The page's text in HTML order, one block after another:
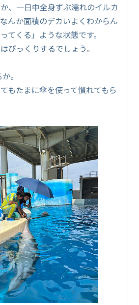
、一日中全身ずぶ濡れのイルカ
んか面積のデカいよくわからん
てくる」ような状態です。
びっくりするでしょう。
。
もたまに傘を使って慣れてもら